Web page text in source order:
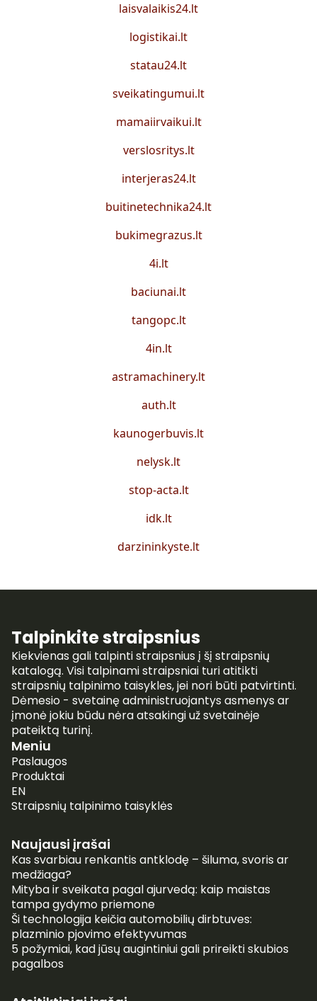
laisvalaikis24.lt
logistikai.lt
statau24.lt
sveikatingumui.lt
mamaiirvaikui.lt
verslosritys.lt
interjeras24.lt
buitinetechnika24.lt
bukimegrazus.lt
4i.lt
baciunai.lt
tangopc.lt
4in.lt
astramachinery.lt
auth.lt
kaunogerbuvis.lt
nelysk.lt
stop-acta.lt
idk.lt
darzininkyste.lt
Talpinkite straipsnius
Kiekvienas gali talpinti straipsnius į šį straipsnių
katalogą. Visi talpinami straipsniai turi atitikti
straipsnių talpinimo taisykles, jei nori būti patvirtinti.
Dėmesio - svetainę administruojantys asmenys ar
įmonė jokiu būdu nėra atsakingi už svetainėje
pateiktą turinį.
Meniu
Paslaugos
Produktai
EN
Straipsnių talpinimo taisyklės
Naujausi įrašai
Kas svarbiau renkantis antklodę – šiluma, svoris ar
medžiaga?
Mityba ir sveikata pagal ajurvedą: kaip maistas
tampa gydymo priemone
Ši technologija keičia automobilių dirbtuves:
plazminio pjovimo efektyvumas
5 požymiai, kad jūsų augintiniui gali prireikti skubios
pagalbos